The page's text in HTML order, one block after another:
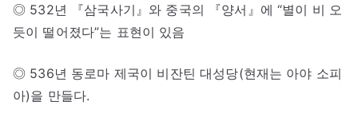
◎ 532년 『삼국사기』와 중국의 『양서』에 “별이 비 오
듯이 떨어졌다”는 표현이 있음
◎ 536년 동로마 제국이 비잔틴 대성당(현재는 아야 소피
아)을 만들다.